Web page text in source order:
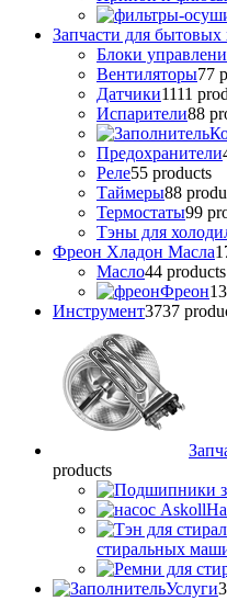
Запчасти для бытовых
Блоки
Вентиляторы77
Датчики1111
Испарители88
Предохранители
Реле55 products
Таймеры88
Термостаты99
Тэны для
Фреон Хладон Масла
Масло44 products
Фреон13
Инструмент3737
products
стиральных
Услуги3